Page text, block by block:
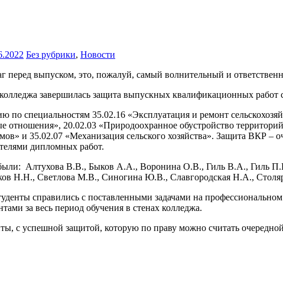
Без рубрики, Новости
выпуском, это, пожалуй, самый волнительный и
завершилась защита выпускных квалификационных работ
по специальностям 35.02.16 «Эксплуатация и ремонт
отношения», 20.02.03 «Природоохранное обустройство
и 35.02.07 «Механизация сельского хозяйства». Защита ВКР –
дипломных работ.
были: Алтухова В.В., Быков А.А., Воронина О.В., Гиль В.А.,
Н.Н., Светлова М.В., Синогина Ю.В., Славгородская Н.А.,
справились с поставленными задачами на
за весь период обучения в стенах колледжа.
с успешной защитой, которую по праву можно считать